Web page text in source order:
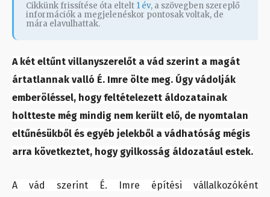
Cikkünk frissítése óta eltelt 1 év, a szövegben szereplő
információk a megjelenéskor pontosak voltak, de
mára elavulhattak.
A két eltűnt villanyszerelőt a vád szerint a magát
ártatlannak valló É. Imre ölte meg. Úgy vádolják
emberöléssel, hogy feltételezett áldozatainak
holtteste még mindig nem került elő, de nyomtalan
eltűnésükből és egyéb jelekből a vádhatóság mégis
arra következtet, hogy gyilkosság áldozatául estek.
A vád szerint É. Imre építési vállalkozóként